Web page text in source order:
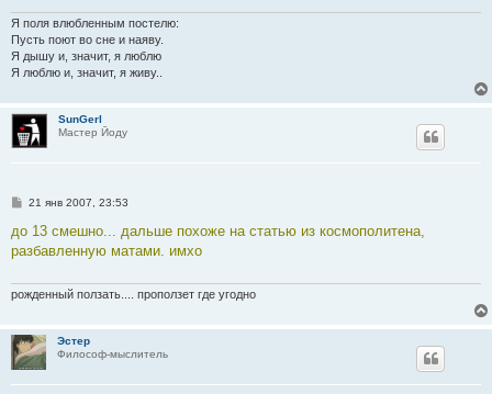
Я поля влюбленным постелю:
Пусть поют во сне и наяву.
Я дышу и, значит, я люблю
Я люблю и, значит, я живу..
SunGerl
Мастер Йоду
С
о
щ
и
21 янв 2007, 23:53
до 13 смешно... дальше похоже на статью из космополитена,
разбавленную матами. имхо
рожденный ползать.... проползет где угодно
Эстер
Философ-мыслитель